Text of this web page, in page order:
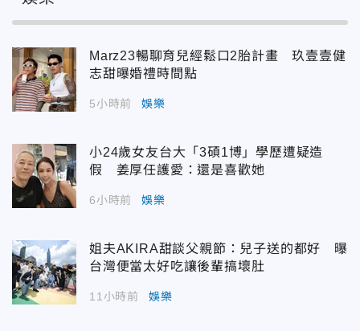
Marz23暢聊育兒經鬆口2胎計畫 玖壹壹健
志甜曝婚禮時間點
5小時前 娛樂
小24歲女友台大「3碩1博」學歷遭疑造
假 姜厚任護愛：還是喜歡她
6小時前 娛樂
姐夫AKIRA甜談父親節：兒子送的都好 曝
台灣便當太好吃讓後輩搞壞肚
11小時前 娛樂